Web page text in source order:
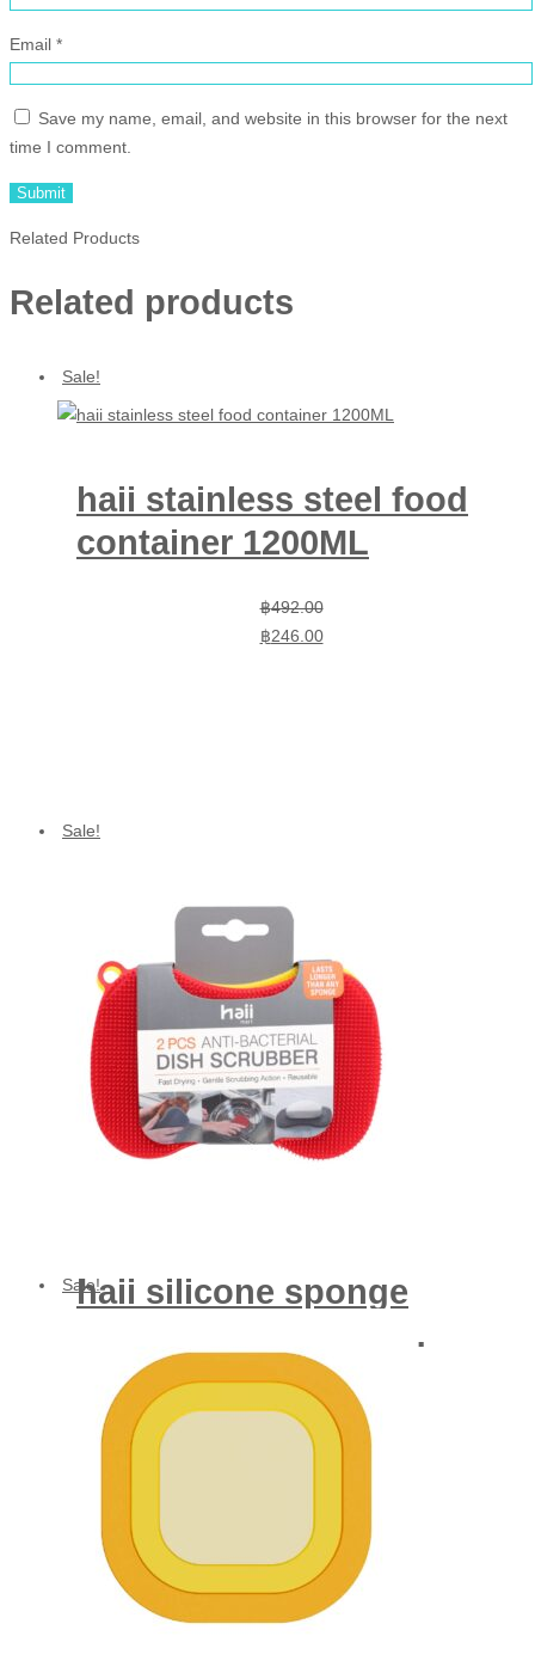
Email *
Save my name, email, and website in this browser for the next
time I comment.
Related Products
Related products
Sale!
haii stainless steel food
container 1200ML
฿492.00
Original
price
฿246.00
Current
price
Sale!
haii silicone sponge
yellow) pair
139.00
Original
price52.00
Current
price
Sale!